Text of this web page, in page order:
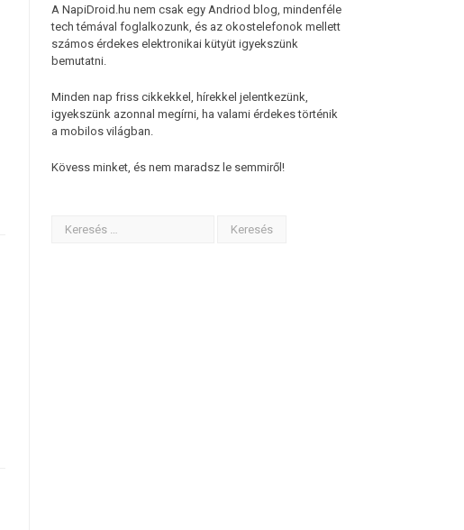
A NapiDroid.hu nem csak egy Andriod blog, mindenféle
tech témával foglalkozunk, és az okostelefonok mellett
számos érdekes elektronikai kütyüt igyekszünk
bemutatni.
Minden nap friss cikkekkel, hírekkel jelentkezünk,
igyekszünk azonnal megírni, ha valami érdekes történik
a mobilos világban.
Kövess minket, és nem maradsz le semmiről!